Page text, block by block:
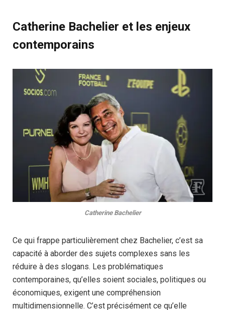
Catherine Bachelier et les enjeux
contemporains
Catherine Bachelier
Ce qui frappe particulièrement chez Bachelier, c’est sa
capacité à aborder des sujets complexes sans les
réduire à des slogans. Les problématiques
contemporaines, qu’elles soient sociales, politiques ou
économiques, exigent une compréhension
multidimensionnelle. C’est précisément ce qu’elle